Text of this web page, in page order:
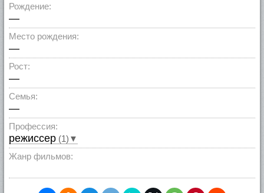
Рождение:
—
Место рождения:
—
Рост:
—
Семья:
—
Профессия:
режиссер (1)▼
Жанр фильмов: